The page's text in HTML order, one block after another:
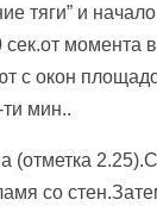
тяги” и
момента
с окон
мин..
(отметка
со